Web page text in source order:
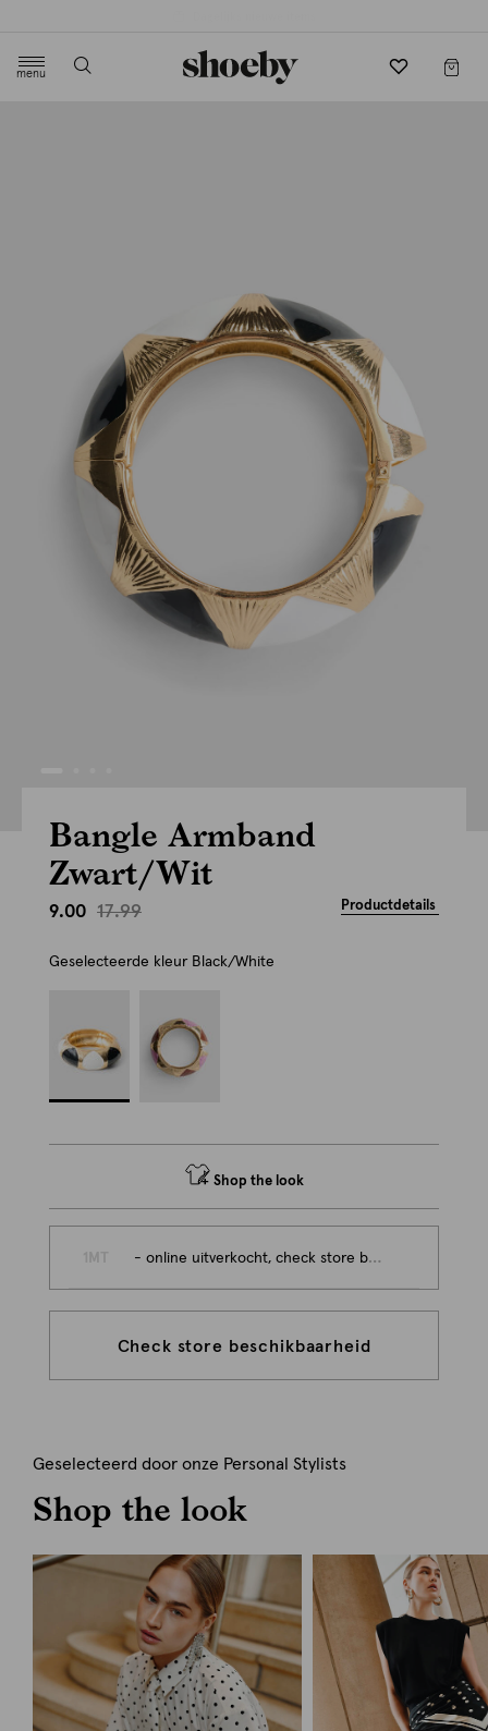
menu
Bangle Armband
Zwart/Wit
9.00 17.99 Productdetails
Geselecteerde kleur Black/White
Shop the look
- online uitverkocht, check store beschikbaarheid
Check store beschikbaarheid
Geselecteerd door onze Personal Stylists
Shop the look